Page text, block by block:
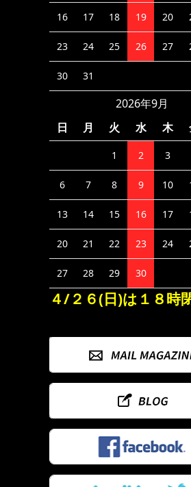
16 17 18 19 20
23 24 25 26 27
30 31
2026年9月
日
月 火 水 木
1 2 3
6 7 8 9 10
13 14 15 16 17
20 21 22 23 24
27 28 29 30
４/２６(日)は１８時